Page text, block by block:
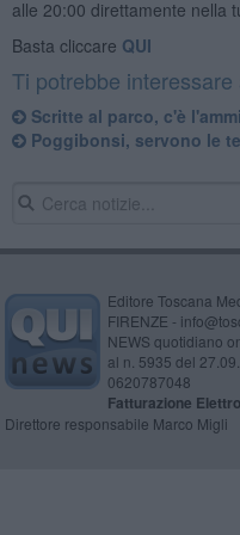
alle 20:00 direttamente nella
Basta cliccare QUI
Ti potrebbe interessare
Scritte al parco, c'è
Poggibonsi, servono le
Editore Toscana
FIRENZE -
NEWS quotidiano
al n. 5935 del
0620787048
Fatturazione
Direttore responsabile Marco Migli